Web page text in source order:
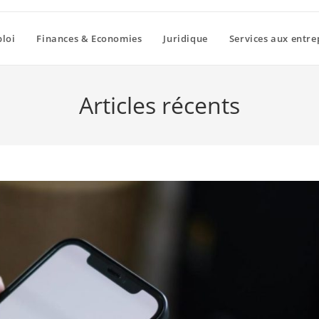
Finances & Economies Juridique Services aux
Articles récents